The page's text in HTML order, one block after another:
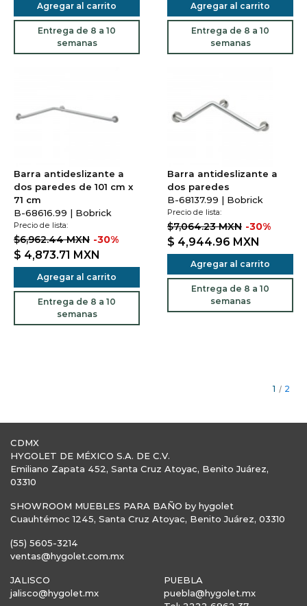
Agregar al carrito
Entrega de 8 a 10
semanas
Agregar al carrito
Entrega de 8 a 10
semanas
Barra antideslizante a
dos paredes de 101 cm x
71 cm
B-68616.99 | Bobrick
Precio de lista:
$6,962.44 MXN -30%
$ 4,873.71 MXN
Agregar al carrito
Entrega de 8 a 10
semanas
Barra antideslizante a
dos paredes
B-68137.99 | Bobrick
Precio de lista:
$7,064.23 MXN -30%
$ 4,944.96 MXN
Agregar al carrito
Entrega de 8 a 10
semanas
1 / 2
CDMX
HYGOLET DE MÉXICO S.A. DE C.V.
Emiliano Zapata 452, Santa Cruz Atoyac, Benito Juárez,
03310
SHOWROOM MUEBLES PARA BAÑO by hygolet
Cuauhtémoc 1245, Santa Cruz Atoyac, Benito Juárez, 03310
(55) 5605-3214
ventas@hygolet.com.mx
JALISCO
jalisco@hygolet.mx
PUEBLA
puebla@hygolet.mx